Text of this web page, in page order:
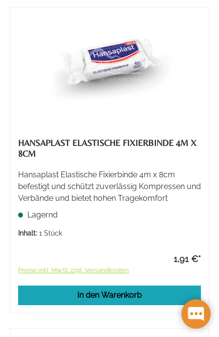
HANSAPLAST ELASTISCHE FIXIERBINDE 4M X
8CM
Hansaplast Elastische Fixierbinde 4m x 8cm
befestigt und schützt zuverlässig Kompressen und
Verbände und bietet hohen Tragekomfort
Lagernd
Inhalt: 1 Stück
1,91 €*
Preise inkl. MwSt. zzgl. Versandkosten
In den Warenkorb